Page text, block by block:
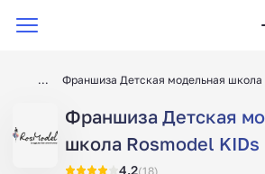
Франшиза Детская модельная школа
Франшиза Детская
школа Rosmodel KIDs
4.2(18)